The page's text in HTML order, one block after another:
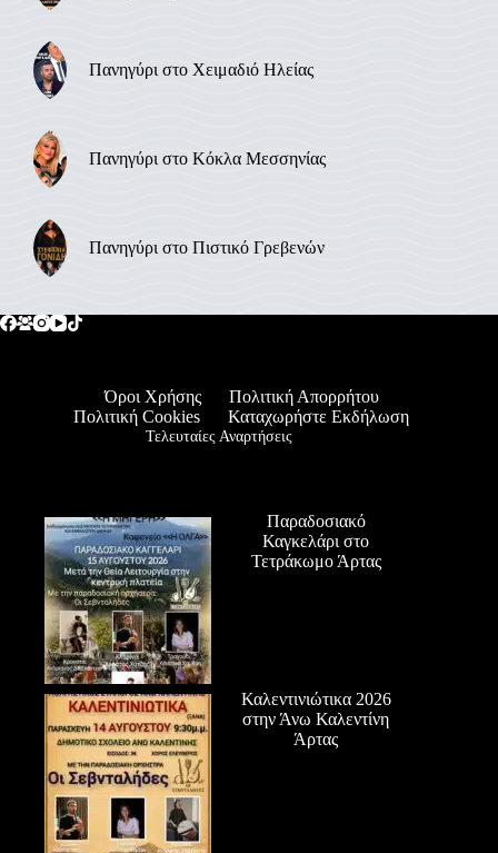
Πανηγύρι στο Χειμαδιό Ηλείας
Πανηγύρι στο Κόκλα Μεσσηνίας
Πανηγύρι στο Πιστικό Γρεβενών
Όροι Χρήσης
Πολιτική Απορρήτου
Πολιτική Cookies
Καταχωρήστε Εκδήλωση
Τελευταίες Αναρτήσεις
Παραδοσιακό
Καγκελάρι στο
Τετράκωμο Άρτας
Καλεντινιώτικα 2026
στην Άνω Καλεντίνη
Άρτας